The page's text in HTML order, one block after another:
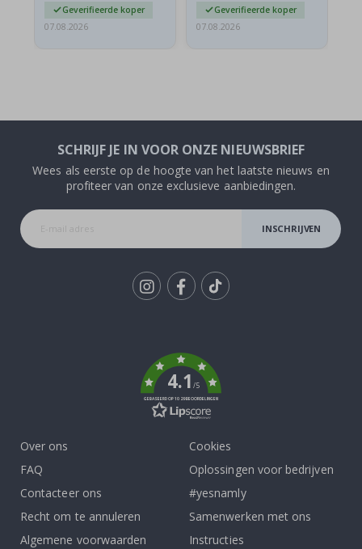
Geverifieerde koper
07.08.2026
Geverifieerde koper
07.08.2026
SCHRIJF JE IN VOOR ONZE NIEUWSBRIEF
Wees als eerste op de hoogte van het laatste nieuws en
profiteer van onze exclusieve aanbiedingen.
INSCHRIJVEN
4.1/5
GEBASEERD OP 1029 BEOORDELINGEN
Over ons
FAQ
Contacteer ons
Recht om te annuleren
Algemene voorwaarden
Cookies
Oplossingen voor bedrijven
#yesnamly
Samenwerken met ons
Instructies